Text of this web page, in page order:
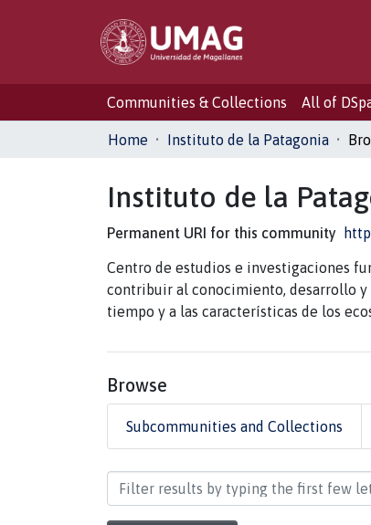
Communities & Collections All of
Home Instituto de la Patagonia
Instituto de la
Permanent URI for this community
Centro de estudios e investigaciones
contribuir al conocimiento, desarrollo y
tiempo y a las características de los
Browse
Subcommunities and Collections
Browsing Instituto de la